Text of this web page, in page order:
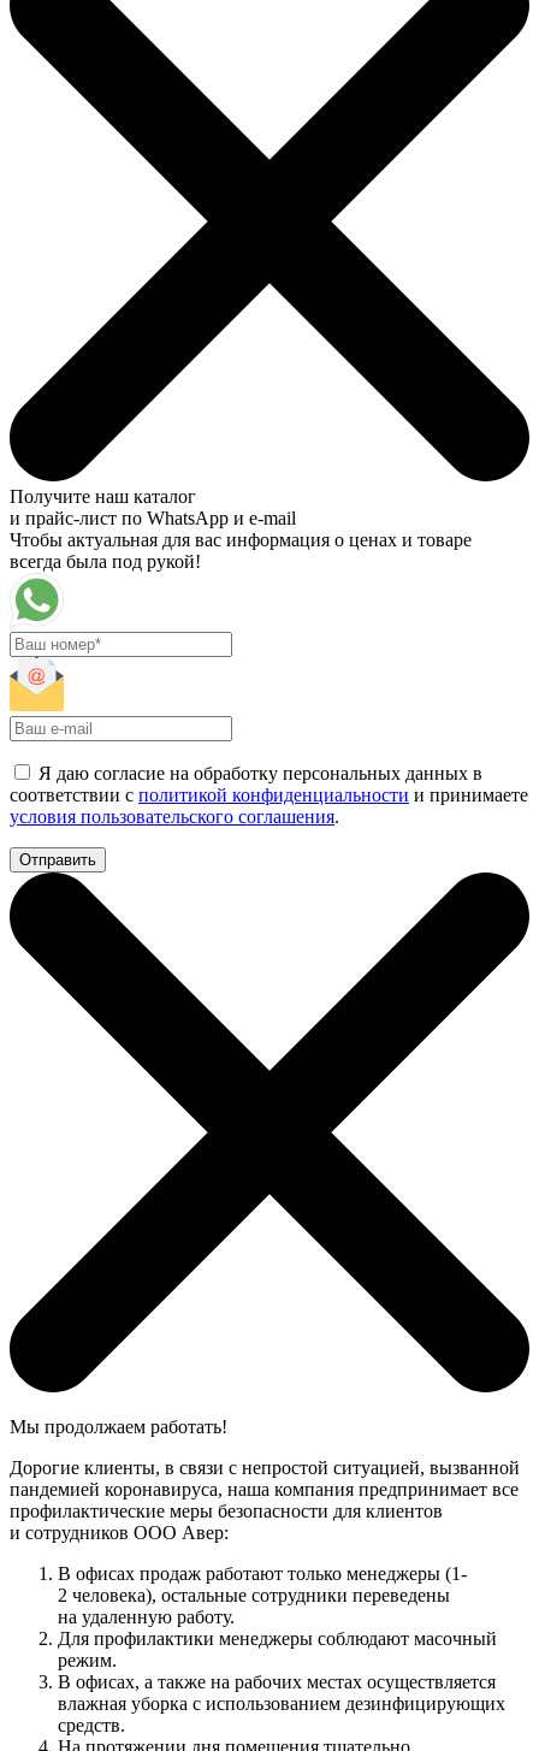
Получите наш каталог
и прайс-лист по WhatsApp и e-mail
Чтобы актуальная для вас информация о ценах и товаре
всегда была под рукой!
Я даю согласие на обработку персональных данных в
соответствии с политикой конфиденциальности и принимаете
условия пользовательского соглашения.
Мы продолжаем работать!
Дорогие клиенты, в связи с непростой ситуацией, вызванной
пандемией коронавируса, наша компания предпринимает все
профилактические меры безопасности для клиентов
и сотрудников ООО Авер:
В офисах продаж работают только менеджеры (1-
2 человека), остальные сотрудники переведены
на удаленную работу.
Для профилактики менеджеры соблюдают масочный
режим.
В офисах, а также на рабочих местах осуществляется
влажная уборка с использованием дезинфицирующих
средств.
На протяжении дня помещения тщательно